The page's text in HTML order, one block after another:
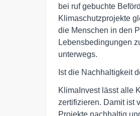
bei ruf gebuchte
Klimaschutzprojekte
die Menschen in den
Lebensbedingungen
unterwegs.
Ist die Nachhaltigkeit
KlimaInvest lässt alle
zertifizieren. Damit ist
Projekte nachhaltig